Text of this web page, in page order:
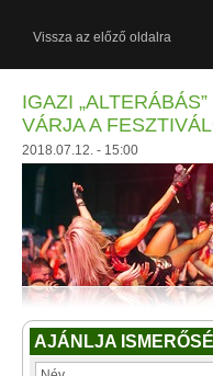
Vissza az előző oldalra
IGAZI
VÁRJA A
2018.07.12. - 15:00
AJÁNLJA